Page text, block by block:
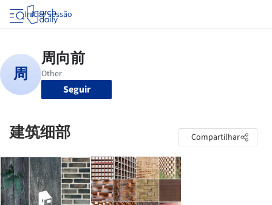
Iniciar sessão
Seguir
建筑细部 Compartilhar